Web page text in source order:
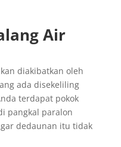
Air
diakibatkan oleh
ada disekeliling
terdapat pokok
pangkal paralon
dedaunan itu tidak